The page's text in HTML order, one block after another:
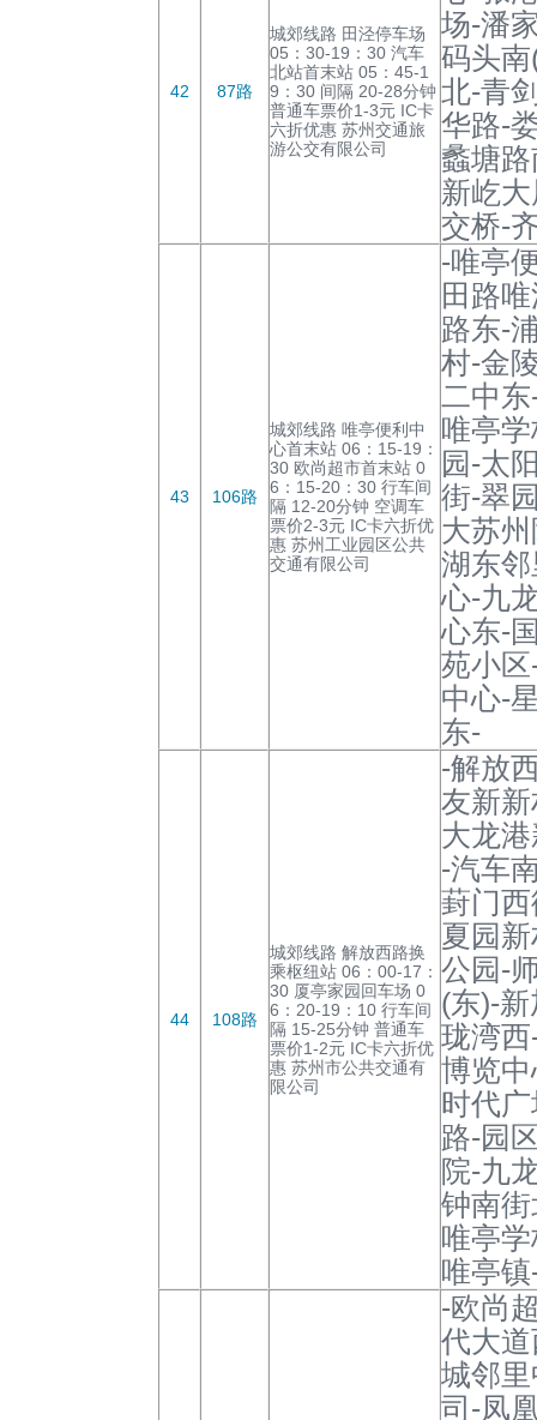
42 87路
城郊线路 田泾停车场
05：30-19：30 汽车
北站首末站 05：45-1
9：30 间隔 20-28分钟
普通车票价1-3元 IC卡
六折优惠 苏州交通旅
游公交有限公司
场-潘
码头
北-青
华路-
蠡塘
新屹
交桥-
43 106路
城郊线路 唯亭便利中
心首末站 06：15-19：
30 欧尚超市首末站 0
6：15-20：30 行车间
隔 12-20分钟 空调车
票价2-3元 IC卡六折优
惠 苏州工业园区公共
交通有限公司
-唯亭
田路
路东-
村-金
二中
唯亭
园-太
街-翠
大苏
湖东
心-九
心东-
苑小
中心-
东-
44 108路
城郊线路 解放西路换
乘枢纽站 06：00-17：
30 厦亭家园回车场 0
6：20-19：10 行车间
隔 15-25分钟 普通车
票价1-2元 IC卡六折优
惠 苏州市公共交通有
限公司
-解放
友新
大龙
-汽车
葑门
夏园
公园-
(东)-
珑湾
博览
时代
路-园
院-九
钟南
唯亭
唯亭
-欧尚
代大
城邻
司-凤